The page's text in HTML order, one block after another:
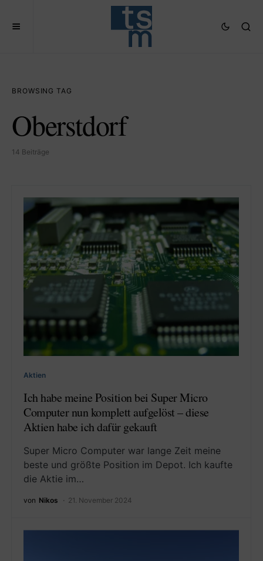
BROWSING TAG
Oberstdorf
14 Beiträge
Aktien
Ich habe meine Position bei Super Micro
Computer nun komplett aufgelöst – diese
Aktien habe ich dafür gekauft
Super Micro Computer war lange Zeit meine
beste und größte Position im Depot. Ich kaufte
die Aktie im…
von Nikos 21. November 2024